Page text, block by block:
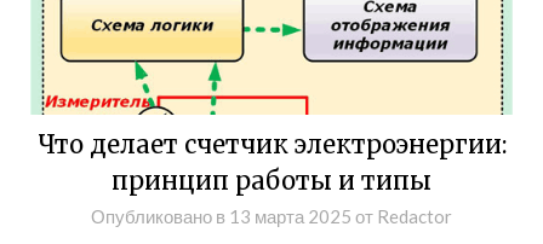
Что делает счетчик электроэнергии:
принцип работы и типы
Опубликовано в 13 марта 2025 от Redactor